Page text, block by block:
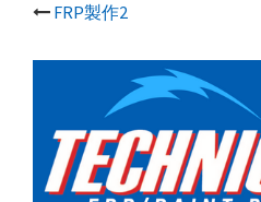
投
稿
ビ
ゲ
FRP製作2